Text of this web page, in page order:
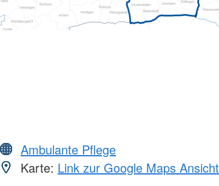
Ambulante Pflege
Karte: Link zur Google Maps Ansicht